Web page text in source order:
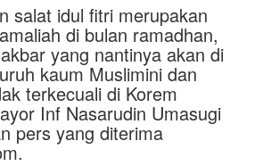
salat idul fitri merupakan
di bulan ramadhan,
yang nantinya akan di
kaum Muslimini dan
terkecuali di Korem
Inf Nasarudin Umasugi
pers yang diterima